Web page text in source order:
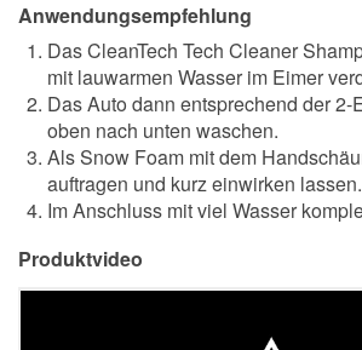
Anwendungsempfehlung
Das CleanTech Tech Cleaner
mit lauwarmen Wasser im Eimer
Das Auto dann entsprechend der 2-
oben nach unten waschen.
Als Snow Foam mit dem
auftragen und kurz einwirken lassen.
Im Anschluss mit viel Wasser
Produktvideo